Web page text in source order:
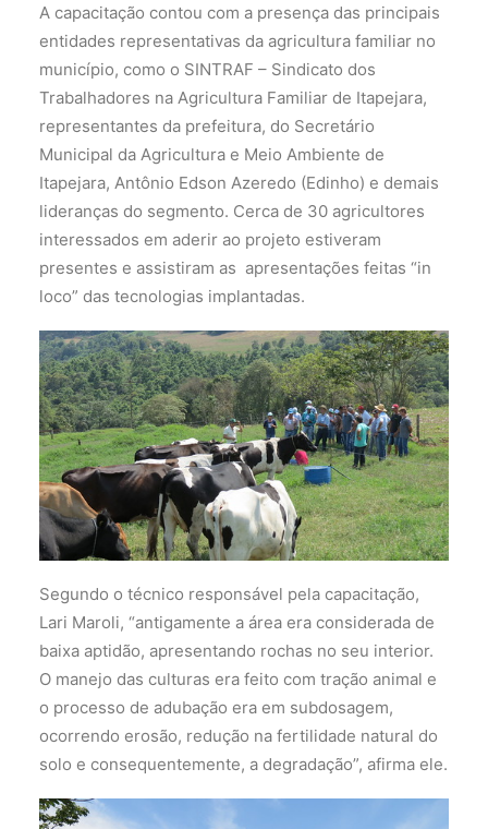
A capacitação contou com a presença das principais
entidades representativas da agricultura familiar no
município, como o SINTRAF – Sindicato dos
Trabalhadores na Agricultura Familiar de Itapejara,
representantes da prefeitura, do Secretário
Municipal da Agricultura e Meio Ambiente de
Itapejara, Antônio Edson Azeredo (Edinho) e demais
lideranças do segmento. Cerca de 30 agricultores
interessados em aderir ao projeto estiveram
presentes e assistiram as apresentações feitas “in
loco” das tecnologias implantadas.
Segundo o técnico responsável pela capacitação,
Lari Maroli, “antigamente a área era considerada de
baixa aptidão, apresentando rochas no seu interior.
O manejo das culturas era feito com tração animal e
o processo de adubação era em subdosagem,
ocorrendo erosão, redução na fertilidade natural do
solo e consequentemente, a degradação”, afirma ele.